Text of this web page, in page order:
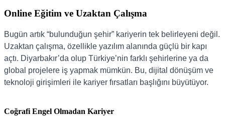
Online Eğitim ve Uzaktan Çalışma
Bugün artık “bulunduğun şehir” kariyerin tek belirleyeni değil.
Uzaktan çalışma, özellikle yazılım alanında güçlü bir kapı
açtı. Diyarbakır’da olup Türkiye’nin farklı şehirlerine ya da
global projelere iş yapmak mümkün. Bu, dijital dönüşüm ve
teknoloji girişimleri ile kariyer fırsatları başlığını büyütüyor.
Coğrafi Engel Olmadan Kariyer